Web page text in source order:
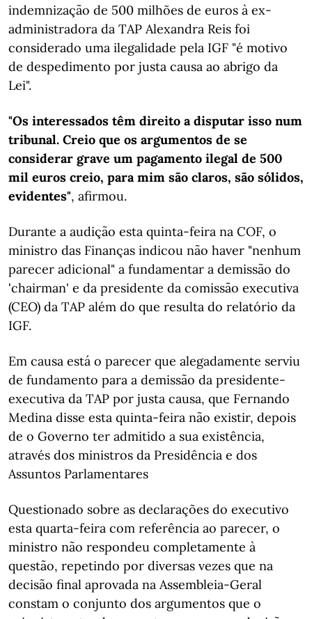
indemnização de 500 milhões de euros à ex-
administradora da TAP Alexandra Reis foi
considerado uma ilegalidade pela IGF "é motivo
de despedimento por justa causa ao abrigo da
Lei".
"Os interessados têm direito a disputar isso num
tribunal. Creio que os argumentos de se
considerar grave um pagamento ilegal de 500
mil euros creio, para mim são claros, são sólidos,
evidentes", afirmou.
Durante a audição esta quinta-feira na COF, o
ministro das Finanças indicou não haver "nenhum
parecer adicional" a fundamentar a demissão do
'chairman' e da presidente da comissão executiva
(CEO) da TAP além do que resulta do relatório da
IGF.
Em causa está o parecer que alegadamente serviu
de fundamento para a demissão da presidente-
executiva da TAP por justa causa, que Fernando
Medina disse esta quinta-feira não existir, depois
de o Governo ter admitido a sua existência,
através dos ministros da Presidência e dos
Assuntos Parlamentares
Questionado sobre as declarações do executivo
esta quarta-feira com referência ao parecer, o
ministro não respondeu completamente à
questão, repetindo por diversas vezes que na
decisão final aprovada na Assembleia-Geral
constam o conjunto dos argumentos que o